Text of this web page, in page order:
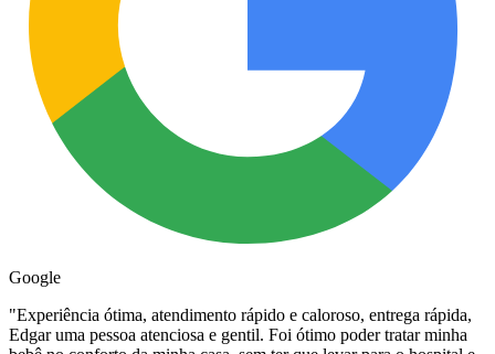
Google
"Experiência ótima, atendimento rápido e caloroso, entrega rápida,
Edgar uma pessoa atenciosa e gentil. Foi ótimo poder tratar minha